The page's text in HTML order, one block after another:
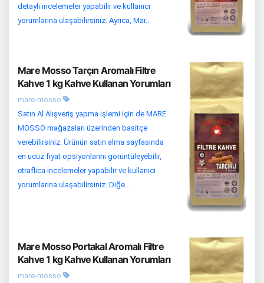
detaylı incelemeler yapabilir ve kullanıcı
yorumlarına ulaşabilirsiniz. Ayrıca, Mar...
Mare Mosso Tarçın Aromalı Filtre
Kahve 1 kg Kahve Kullanan Yorumları
mare-mosso
Satın Al Alışveriş yapma işlemi için de MARE
MOSSO mağazaları üzerinden basitçe
verebilirsiniz. Ürünün satın alma sayfasında
en ucuz fiyat opsiyonlarını görüntüleyebilir,
etraflıca incelemeler yapabilir ve kullanıcı
yorumlarına ulaşabilirsiniz. Diğe...
Mare Mosso Portakal Aromalı Filtre
Kahve 1 kg Kahve Kullanan Yorumları
mare-mosso